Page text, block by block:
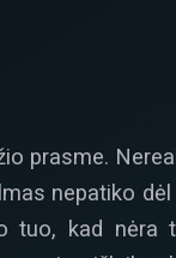
prasme.
nepatiko
tuo, kad nėra